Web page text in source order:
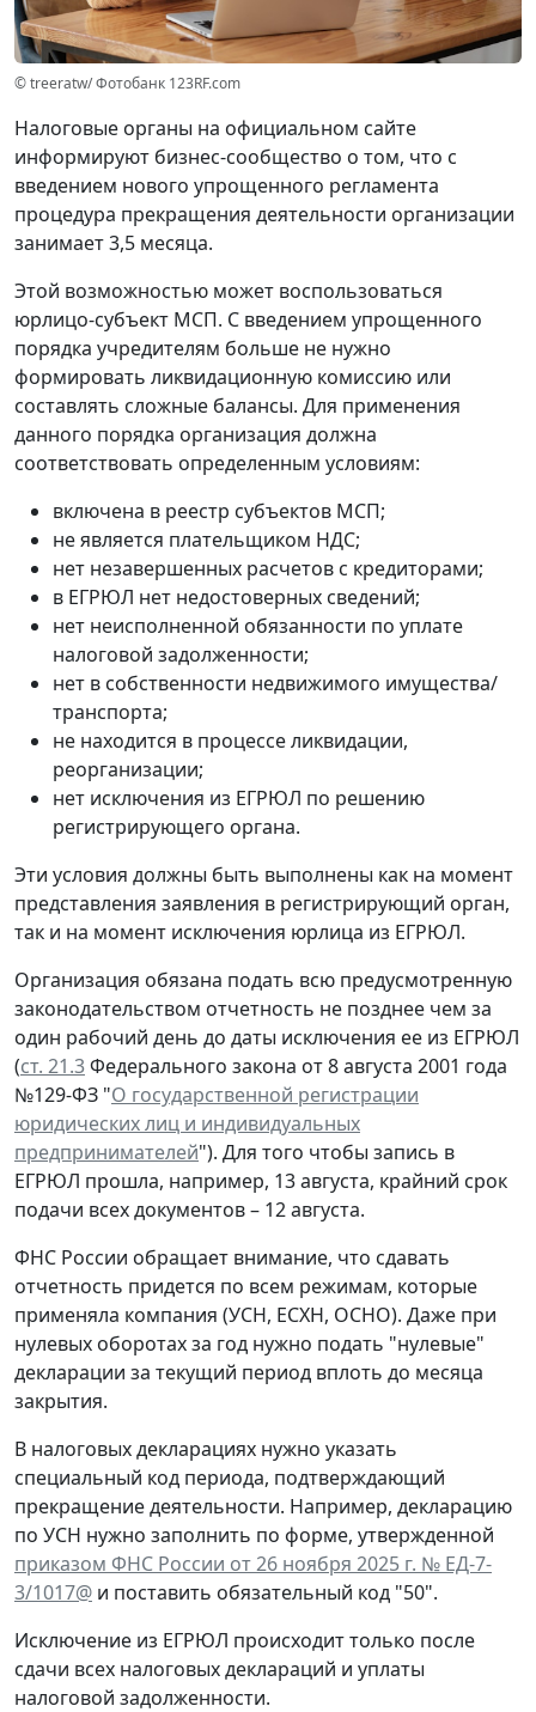
© treeratw/ Фотобанк 123RF.com
Налоговые органы на официальном сайте
информируют бизнес-сообщество о том, что с
введением нового упрощенного регламента
процедура прекращения деятельности организации
занимает 3,5 месяца.
Этой возможностью может воспользоваться
юрлицо-субъект МСП. С введением упрощенного
порядка учредителям больше не нужно
формировать ликвидационную комиссию или
составлять сложные балансы. Для применения
данного порядка организация должна
соответствовать определенным условиям:
включена в реестр субъектов МСП;
не является плательщиком НДС;
нет незавершенных расчетов с кредиторами;
в ЕГРЮЛ нет недостоверных сведений;
нет неисполненной обязанности по уплате
налоговой задолженности;
нет в собственности недвижимого имущества/
транспорта;
не находится в процессе ликвидации,
реорганизации;
нет исключения из ЕГРЮЛ по решению
регистрирующего органа.
Эти условия должны быть выполнены как на момент
представления заявления в регистрирующий орган,
так и на момент исключения юрлица из ЕГРЮЛ.
Организация обязана подать всю предусмотренную
законодательством отчетность не позднее чем за
один рабочий день до даты исключения ее из ЕГРЮЛ
(ст. 21.3Федерального закона от 8 августа 2001 года
№129-ФЗ "О государственной регистрации
юридических лиц и индивидуальных
предпринимателей"). Для того чтобы запись в
ЕГРЮЛ прошла, например, 13 августа, крайний срок
подачи всех документов – 12 августа.
ФНС России обращает внимание, что сдавать
отчетность придется по всем режимам, которые
применяла компания (УСН, ЕСХН, ОСНО). Даже при
нулевых оборотах за год нужно подать "нулевые"
декларации за текущий период вплоть до месяца
закрытия.
В налоговых декларациях нужно указать
специальный код периода, подтверждающий
прекращение деятельности. Например, декларацию
по УСН нужно заполнить по форме, утвержденной
приказом ФНС России от 26 ноября 2025 г. № ЕД-7-
3/1017@ и поставить обязательный код "50".
Исключение из ЕГРЮЛ происходит только после
сдачи всех налоговых деклараций и уплаты
налоговой задолженности.